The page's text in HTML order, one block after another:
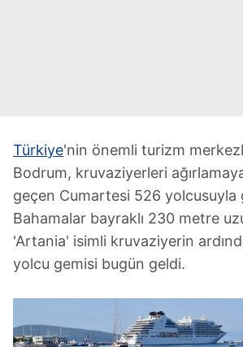
Türkiye'nin önemli turizm
Bodrum, kruvaziyerleri
geçen Cumartesi 526 yolcusuyla
Bahamalar bayraklı 230 metre
'Artania' isimli kruvaziyerin
yolcu gemisi bugün geldi.